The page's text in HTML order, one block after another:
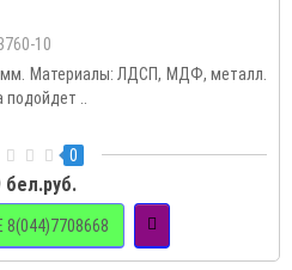
10
мм. Материалы: ЛДСП, МДФ, металл.
подойдет ..
0
бел.руб.